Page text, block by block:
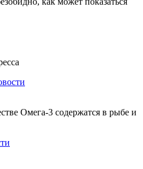
Омега-3 содержатся в рыбе и